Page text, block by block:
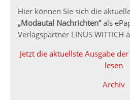
Hier können Sie sich die
„Modautal Nachrichten“als
Verlagspartner LINUS WITTICH
Jetzt die aktuellste Ausgabe
lesen
Archiv